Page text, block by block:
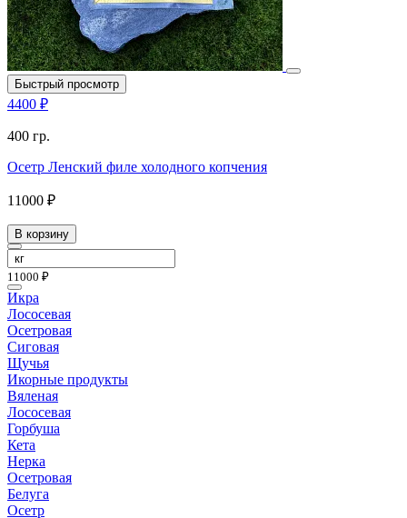
Быстрый просмотр
4400 ₽
400 гр.
Осетр Ленский филе холодного копчения
11000 ₽
В корзину
11000 ₽
Икра
Лососевая
Осетровая
Сиговая
Щучья
Икорные продукты
Вяленая
Лососевая
Горбуша
Кета
Нерка
Осетровая
Белуга
Осетр